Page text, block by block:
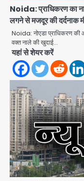
Noida: प्राधिकरण का
लगने से मजदूर की दर्दनाक
Noida: नोएडा प्राधिकरण
वक्त नाले की खुदाई…
यहां से शेयर करें
2
3
4